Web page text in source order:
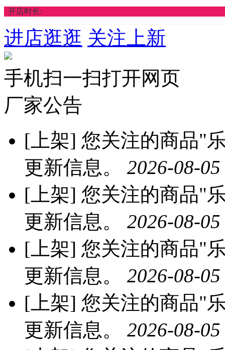
开店时长:
进店逛逛 关注上新
手机扫一扫打开网页
厂家公告
[上架] 您关注的商品"
更新信息。 2026-08-
[上架] 您关注的商品"
更新信息。 2026-08-
[上架] 您关注的商品"
更新信息。 2026-08-
[上架] 您关注的商品"
更新信息。 2026-08-